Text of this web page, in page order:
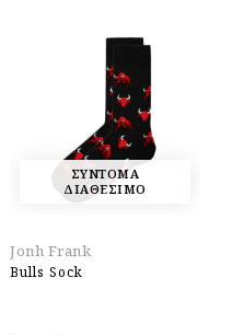
ΣΥΝΤΟΜΑ
ΔΙΑΘΕΣΙΜΟ
Jonh Frank
Bulls Sock